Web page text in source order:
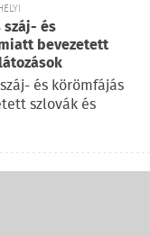
száj- és
bevezetett
és körömfájás
szlovák és